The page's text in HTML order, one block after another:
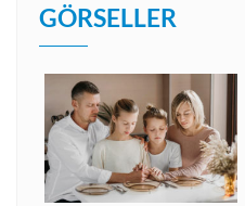
GÖRSELLER